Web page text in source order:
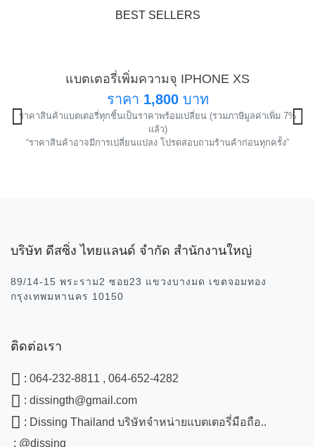
BEST SELLERS
!
แบตเตอรี่เพิ่มความจุ IPHONE XS
ราคา 1,800บาท
ราคาสินค้าแบตเตอรี่ทุกชิ้นเป็นราคาพร้อมเปลี่ยน (รวมภาษีมูลค่าเพิ่ม 7%
แล้ว)
“ราคาสินค้าอาจมีการเปลี่ยนแปลง โปรดสอบถามร้านค้าก่อนทุกครั้ง”
บริษัท ดีสซิ่ง ไทยแลนด์ จำกัด สำนักงานใหญ่
89/14-15 พระราม2 ซอย23 แขวงบางมด เขตจอมทอง
กรุงเทพมหานคร 10150
ติดต่อเรา
: 064-232-8811 , 064-652-4282
: dissingth@gmail.com
: Dissing Thailand บริษัทจำหน่ายแบตเตอรี่มือถือ..
: @dissing